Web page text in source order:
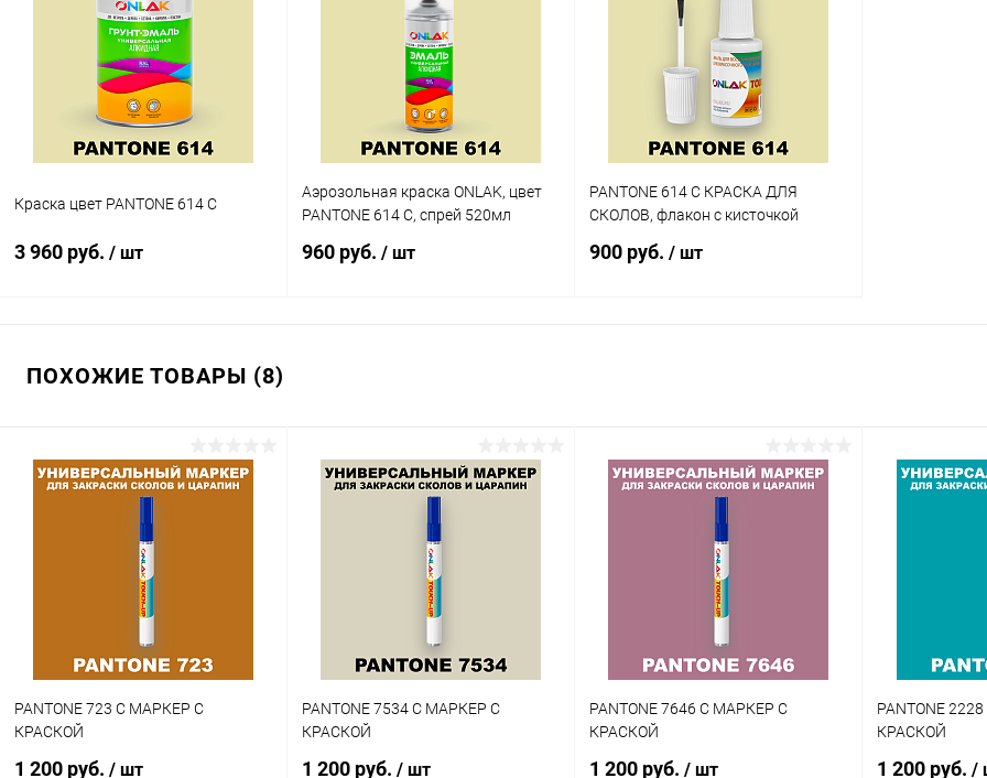
Краска цвет PANTONE 614 C
3 960 руб. / шт
Цвет:
полуматовая
Аэрозольная краска ONLAK, цвет
PANTONE 614 C, спрей 520мл
960 руб. / шт
Цвет:
PANTONE 614 C КРАСКА ДЛЯ
СКОЛОВ, флакон с кисточкой
900 руб. / шт
Цвет:
матовая
ПОХОЖИЕ ТОВАРЫ (8)
PANTONE 723 C МАРКЕР С
КРАСКОЙ
1 200 руб. / шт
PANTONE 7534 C МАРКЕР С
КРАСКОЙ
1 200 руб. / шт
PANTONE 7646 C МАРКЕР С
КРАСКОЙ
1 200 руб. / шт
PANTONE
КРАСКОЙ
1 200 руб. /